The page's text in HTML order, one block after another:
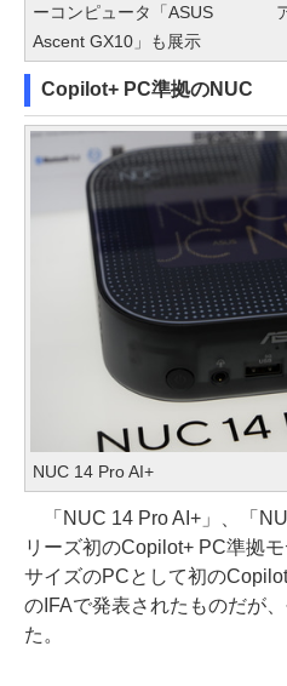
ーコンピュータ「ASUS
Ascent GX10」も展示
Copilot+ PC準拠のNUC
NUC 14 Pro AI+
「NUC 14 Pro AI+」、「
リーズ初のCopilot+ PC準拠
サイズのPCとして初の
のIFAで発表されたものだが
た。